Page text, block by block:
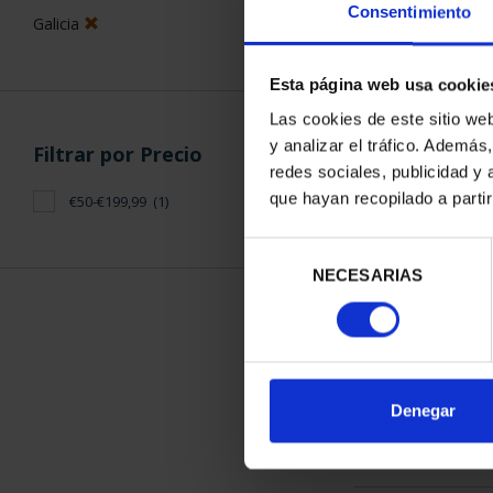
Consentimiento
Esta página web usa
Las cookies de este sitio
y analizar el tráfico.
redes sociales, publicidad y
que hayan recopilado a
consentimiento
NECESARIAS
Denegar
Galicia
Filtrar por Precio
€50-€199,99 (1)
CIUDADES
ORDENAR POR: